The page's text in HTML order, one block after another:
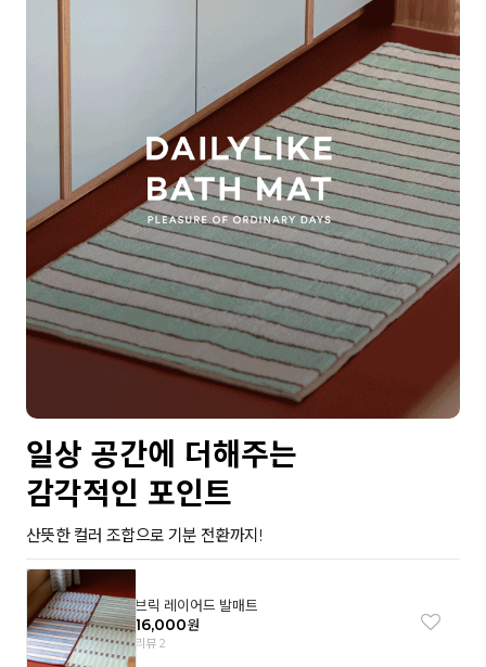
일상 공간에 더해주는
감각적인 포인트
산뜻한 컬러 조합으로 기분 전환까지!
브릭 레이어드 발매트
16,000원
리뷰 2